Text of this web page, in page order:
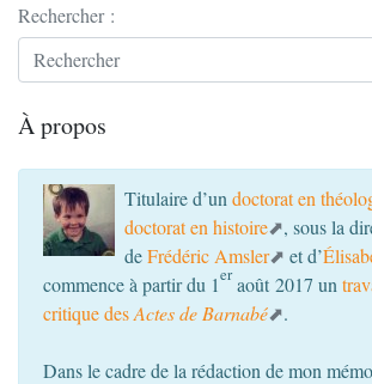
Rechercher :
À propos
Titulaire d’un doctorat en
doctorat en histoire
, sous la
deFrédéric Amsler et d’
commence à partir du 1er août 2017 un
critique desActes de Barnabé .
Dans le cadre de la rédaction de mon